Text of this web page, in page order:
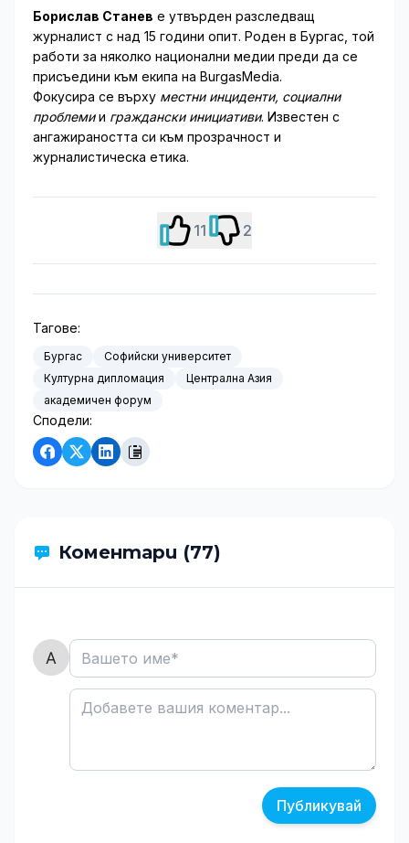
Борислав Станев е утвърден разследващ
журналист с над 15 години опит. Роден в Бургас, той
работи за няколко национални медии преди да се
присъедини към екипа на BurgasMedia.
Фокусира се върху местни инциденти, социални
проблемии граждански инициативи. Известен с
ангажираността си към прозрачност и
журналистическа етика.
11 2
Тагове:
Бургас
Софийски университет
Културна дипломация
Централна Азия
академичен форум
Сподели:
Коментари (77)
Публикувай